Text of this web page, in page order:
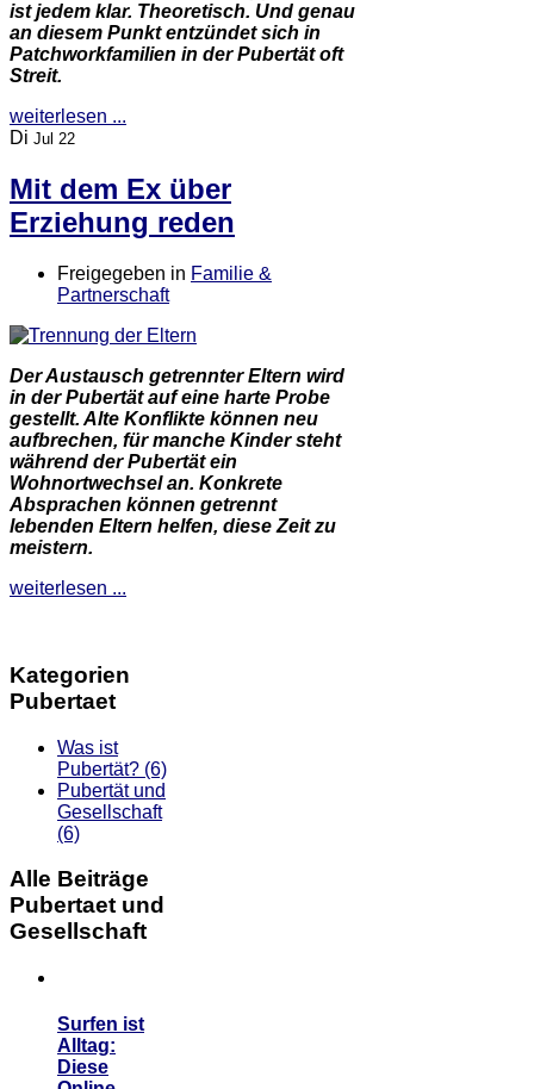
ist jedem klar. Theoretisch. Und genau
an diesem Punkt entzündet sich in
Patchworkfamilien in der Pubertät oft
Streit.
weiterlesen ...
Di Jul 22
Mit dem Ex über
Erziehung reden
Freigegeben in Familie &
Partnerschaft
Der Austausch getrennter Eltern wird
in der Pubertät auf eine harte Probe
gestellt. Alte Konflikte können neu
aufbrechen, für manche Kinder steht
während der Pubertät ein
Wohnortwechsel an. Konkrete
Absprachen können getrennt
lebenden Eltern helfen, diese Zeit zu
meistern.
weiterlesen ...
Kategorien
Pubertaet
Was ist
Pubertät? (6)
Pubertät und
Gesellschaft
(6)
Alle Beiträge
Pubertaet und
Gesellschaft
Surfen ist
Alltag:
Diese